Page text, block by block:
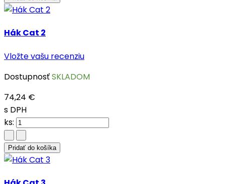
Hák Cat 2
Vložte vašu recenziu
DostupnosťSKLADOM
74,24 €
s DPH
ks:
Pridať do košíka